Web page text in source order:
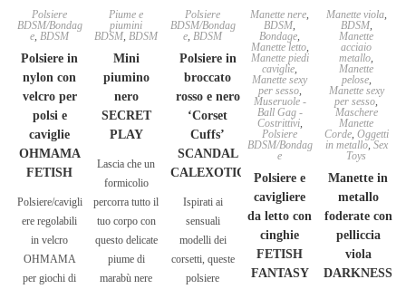
Polsiere
BDSM/Bondag
e BDSM
Polsiere in
nylon con
velcro per
polsi e
caviglie
OHMAMA
FETISH
Polsiere/cavigli
ere regolabili
in velcro
OHMAMA
per giochi di
Piume e
piumini
BDSM BDSM
Mini
piumino
nero
SECRET
PLAY
Lascia che un
formicolio
percorra tutto il
tuo corpo con
questo delicate
piume di
marabù nere
Polsiere
BDSM/Bondag
e BDSM
Polsiere in
broccato
rosso e nero
‘Corset
Cuffs’
SCANDAL
CALEXOTIC
Ispirati ai
sensuali
modelli dei
corsetti, queste
polsiere
Manette nere
BDSM
Bondage
Manette letto,
Manette piedi
caviglie
Manette sexy
per sesso,
Museruole -
Ball Gag -
Costrittivi,
Polsiere
BDSM/Bondag
e
Polsiere e
cavigliere
da letto con
cinghie
FETISH
FANTASY
Manette viola,
BDSM,
Manette
acciaio
metallo
Manette
pelose,
Manette sexy
per sesso
Maschere
Manette
Corde, Oggetti
in metallo,Sex
Toys
Manette in
metallo
foderate con
pelliccia
viola
DARKNESS